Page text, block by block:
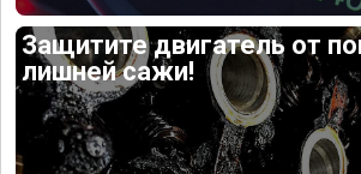
Защитите двигатель от
лишней сажи!